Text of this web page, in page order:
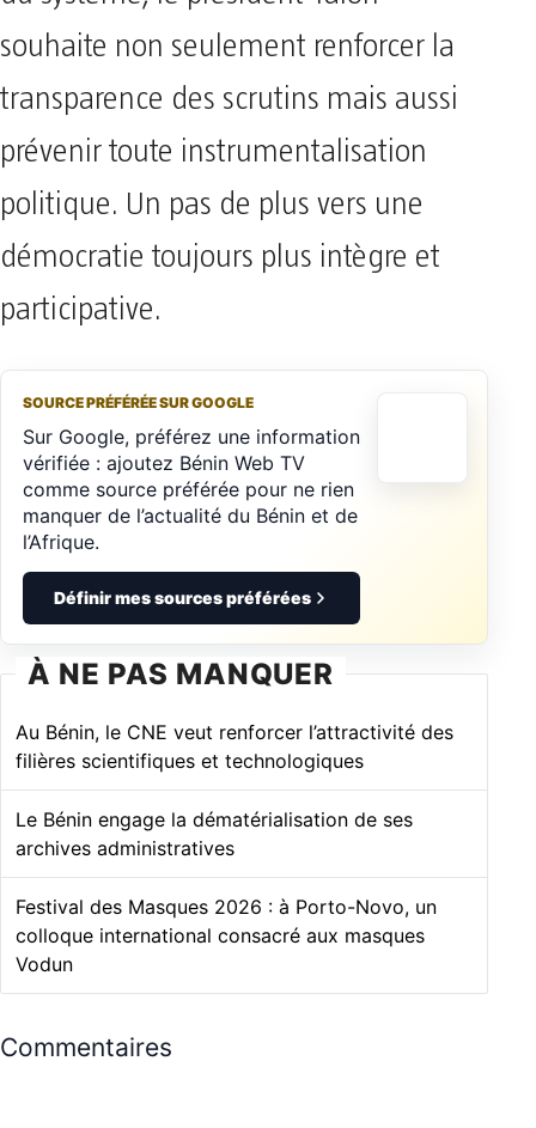
souhaite non seulement renforcer la
transparence des scrutins mais aussi
prévenir toute instrumentalisation
politique. Un pas de plus vers une
démocratie toujours plus intègre et
participative.
SOURCE PRÉFÉRÉE SUR GOOGLE
Sur Google, préférez une information
vérifiée : ajoutez Bénin Web TV
comme source préférée pour ne rien
manquer de l’actualité du Bénin et de
l’Afrique.
Définir mes sources préférées
À NE PAS MANQUER
Au Bénin, le CNE veut renforcer l’attractivité des
filières scientifiques et technologiques
Le Bénin engage la dématérialisation de ses
archives administratives
Festival des Masques 2026 : à Porto-Novo, un
colloque international consacré aux masques
Vodun
Commentaires